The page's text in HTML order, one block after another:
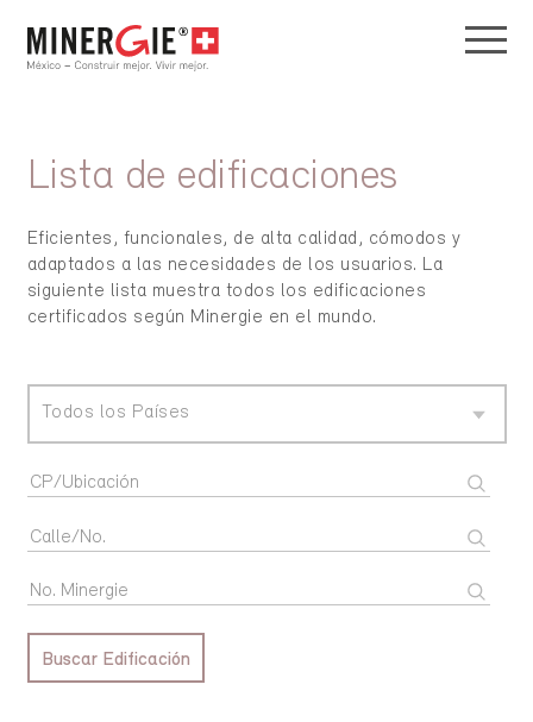
Lista de edificaciones
Eficientes, funcionales, de alta calidad, cómodos y
adaptados a las necesidades de los usuarios. La
siguiente lista muestra todos los edificaciones
certificados según Minergie en el mundo.
Todos los Países
Buscar Edificación